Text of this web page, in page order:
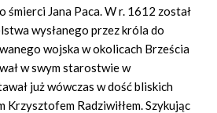
śmierci Jana Paca. W r. 1612 został
wysłanego przez króla do
wojska w okolicach Brześcia
w swym starostwie w
już wówczas w dość bliskich
Krzysztofem Radziwiłłem. Szykując